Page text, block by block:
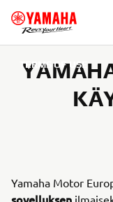
TERMS OF USE
Yamaha Motor